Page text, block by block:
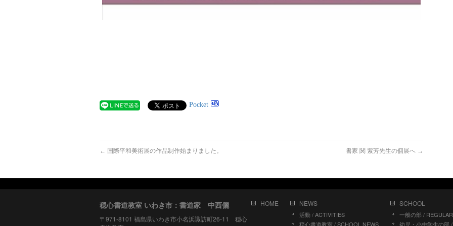
Pocket
← 国際平和美術展の作品制作始まりました。 書家 関 紫芳先生の個展へ →
穏心書道教室 いわき市：書道家 中西儷
〒971-8101 福島県いわき市小名浜諏訪町26-11 穏心
HOME NEWS
活動 / ACTIVITIES
穏心書道教室 / SCHOOL NEWS
SCHOOL
一般の部 /
幼児・小中学生の部